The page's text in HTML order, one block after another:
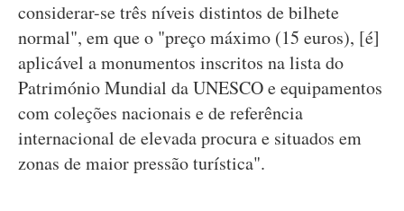
considerar-se três níveis distintos de bilhete
normal", em que o "preço máximo (15 euros), [é]
aplicável a monumentos inscritos na lista do
Património Mundial da UNESCO e equipamentos
com coleções nacionais e de referência
internacional de elevada procura e situados em
zonas de maior pressão turística".